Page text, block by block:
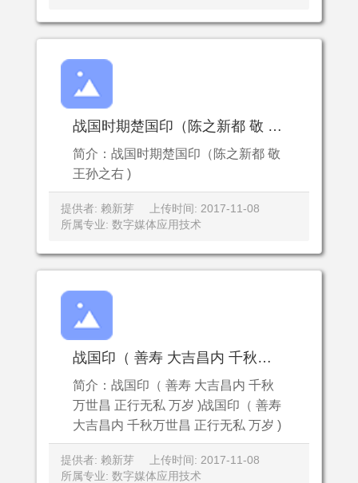
战国时期楚国印（陈之新都 敬 王孙之右 )
简介：战国时期楚国印（陈之新都 敬
王孙之右 )
提供者: 赖新芽
上传时间: 2017-11-08
所属专业: 数字媒体应用技术
战国印（ 善寿 大吉昌内 千秋万世昌 正行无私 万岁 )战国印（ 善寿 大吉昌内 千秋万世昌 正行无私 万岁 )
简介：战国印（ 善寿 大吉昌内 千秋
万世昌 正行无私 万岁 )战国印（ 善寿
大吉昌内 千秋万世昌 正行无私 万岁 )
提供者: 赖新芽
上传时间: 2017-11-08
所属专业: 数字媒体应用技术